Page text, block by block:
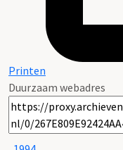
Printen
Duurzaam webadres